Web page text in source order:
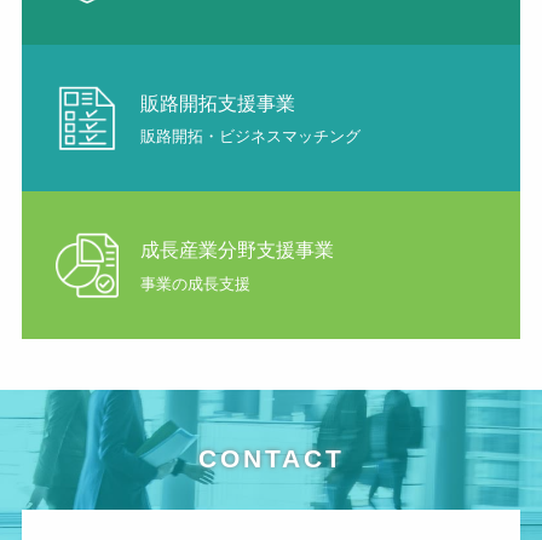
販路開拓支援事業
販路開拓・ビジネスマッチング
成長産業分野支援事業
事業の成長支援
CONTACT